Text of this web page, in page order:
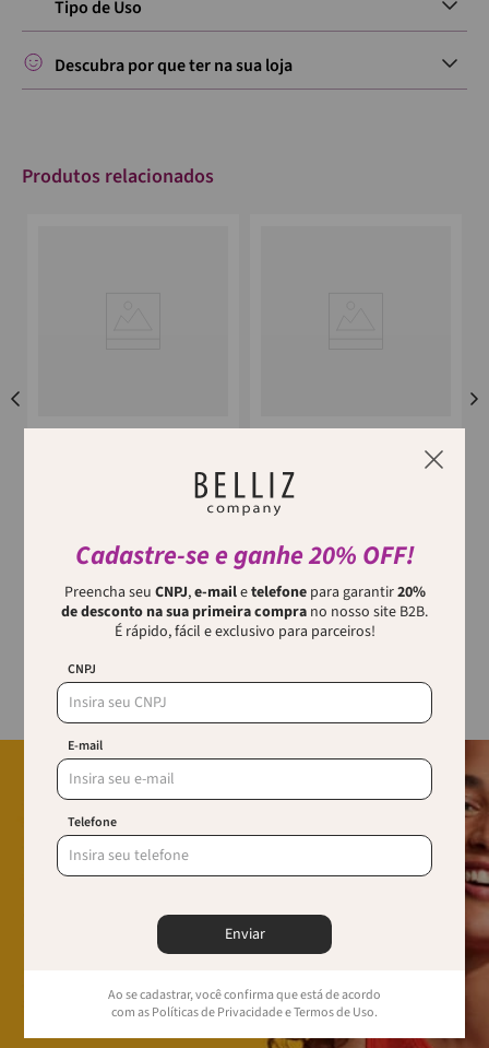
Cadastre-se e ganhe 20% OFF!
Preencha seu CNPJ,e-mailetelefonepara garantir20%
de desconto na sua primeira compra no nosso site B2B.
É rápido, fácil e exclusivo para parceiros!
CNPJ
E-mail
Telefone
Enviar
Ao se cadastrar, você confirma que está de acordo
com as Políticas de Privacidade e Termos de Uso.
Tipo de Uso
Descubra por que ter na sua loja
Produtos relacionados
Os Bobes Autoaderentes Nº 5 da
ideal para profissionais que
buscam modelagem precis...
BOBES AUTO-ADERENTE N4
VERTIX
Os Bobes Autoaderentes Nº 4
busca praticidade e eficiência
ao modelar cabelos. Estes ...